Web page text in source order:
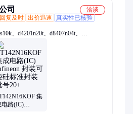
司
洽谈
回复及时 出价迅速
真实性已核验
、d4201n20t、d8407n04t、
、dd242s08k、dcr470t14、
、skr140f17、drd410t22、
、dd230s22k、bsm50gp60、
、d3041n58t、d1230n14t、
集
电路(IC)